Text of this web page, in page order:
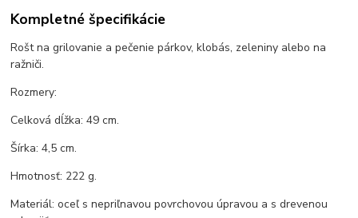
Kompletné špecifikácie
Rošt na grilovanie a pečenie párkov, klobás, zeleniny alebo na
ražniči.
Rozmery:
Celková dĺžka: 49 cm.
Šírka: 4,5 cm.
Hmotnosť: 222 g.
Materiál: oceľ s nepriľnavou povrchovou úpravou a s drevenou